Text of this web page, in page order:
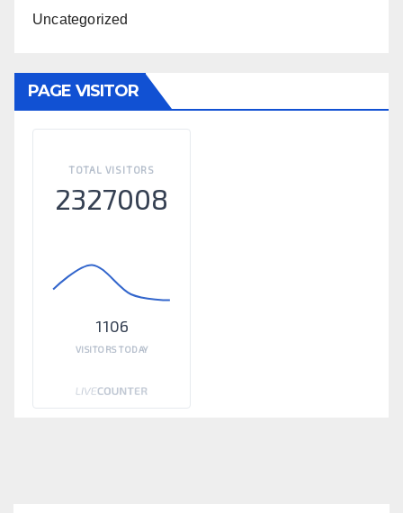
Uncategorized
PAGE VISITOR
TOTAL VISITORS
2327008
1106
VISITORS TODAY